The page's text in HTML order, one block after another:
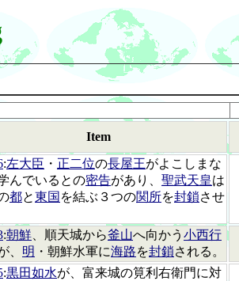
Item
:左大臣 ・ 正二位の長屋王がよこしまな
んでいるとの密告があり、 聖武天皇は
都と東国 を結ぶ３つの関所を封鎖させ
:朝鮮 、順天城から釜山へ向かう 小西行
、 明 ・朝鮮水軍に海路を封鎖される。
:黒田如水が、富来城の筧利右衛門に対